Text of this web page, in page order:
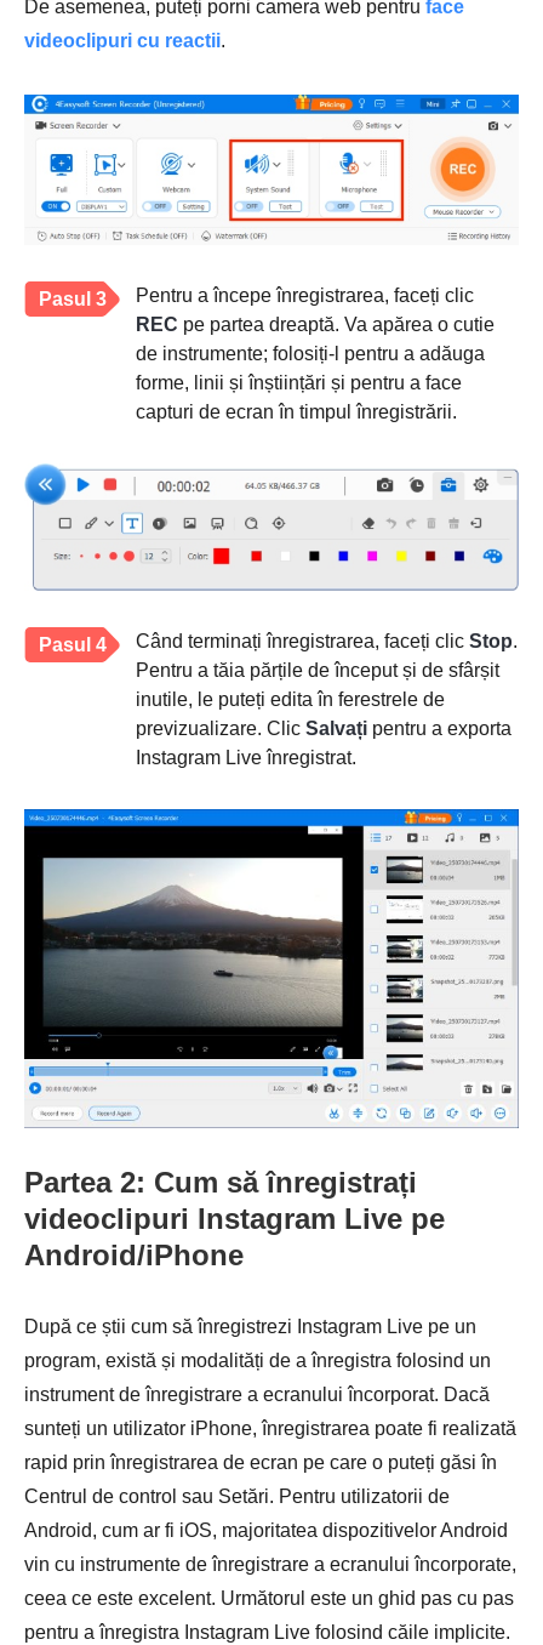
De asemenea, puteți porni camera web pentru face
videoclipuri cu reactii.
Pasul 3
Pentru a începe înregistrarea, faceți clic
REC pe partea dreaptă. Va apărea o cutie
de instrumente; folosiți-l pentru a adăuga
forme, linii și înștiințări și pentru a face
capturi de ecran în timpul înregistrării.
Pasul 4 Când terminați înregistrarea, faceți clic Stop.
Pentru a tăia părțile de început și de sfârșit
inutile, le puteți edita în ferestrele de
previzualizare. Clic Salvați pentru a exporta
Instagram Live înregistrat.
Partea 2: Cum să înregistrați
videoclipuri Instagram Live pe
Android/iPhone
După ce știi cum să înregistrezi Instagram Live pe un
program, există și modalități de a înregistra folosind un
instrument de înregistrare a ecranului încorporat. Dacă
sunteți un utilizator iPhone, înregistrarea poate fi realizată
rapid prin înregistrarea de ecran pe care o puteți găsi în
Centrul de control sau Setări. Pentru utilizatorii de
Android, cum ar fi iOS, majoritatea dispozitivelor Android
vin cu instrumente de înregistrare a ecranului încorporate,
ceea ce este excelent. Următorul este un ghid pas cu pas
pentru a înregistra Instagram Live folosind căile implicite.